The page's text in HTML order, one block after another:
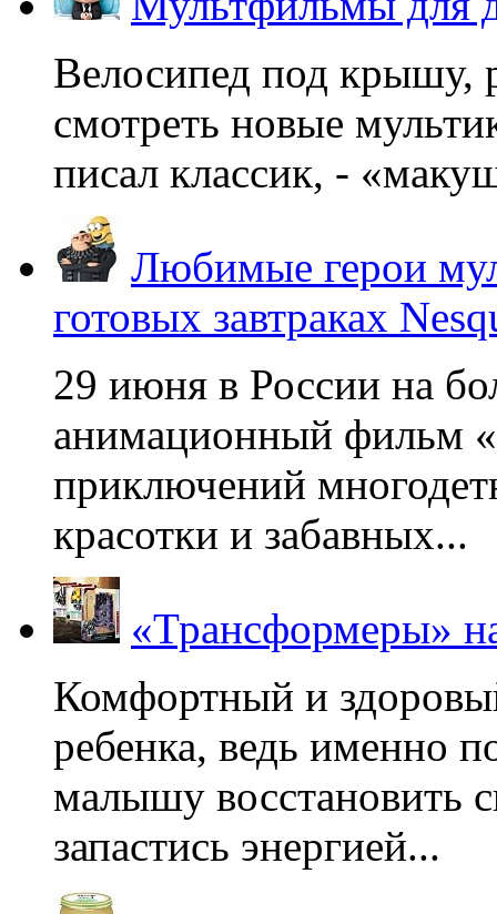
Велосипед под крышу,
смотреть новые
писал классик, -
Любимые герои
готовых завтраках
29 июня в России на
анимационный фильм
приключений
красотки и забавных...
«Трансформеры»
Комфортный и
ребенка, ведь именно
малышу восстановить
запастись энергией...